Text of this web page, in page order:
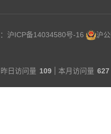
沪ICP备14034580号-16 沪
昨日访问量 109 本月访问量 627